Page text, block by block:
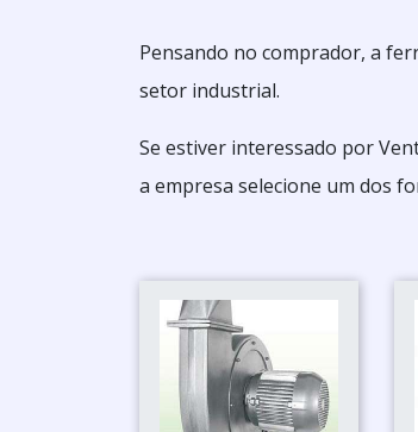
Pensando no comprador, a
setor industrial.
Se estiver interessado por
a empresa selecione um dos